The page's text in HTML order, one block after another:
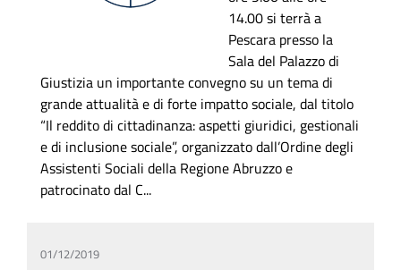
14.00 si terrà a
Pescara presso la
Sala del Palazzo di
Giustizia un importante convegno su un tema di
grande attualità e di forte impatto sociale, dal titolo
“Il reddito di cittadinanza: aspetti giuridici, gestionali
e di inclusione sociale”, organizzato dall’Ordine degli
Assistenti Sociali della Regione Abruzzo e
patrocinato dal C...
01/12/2019